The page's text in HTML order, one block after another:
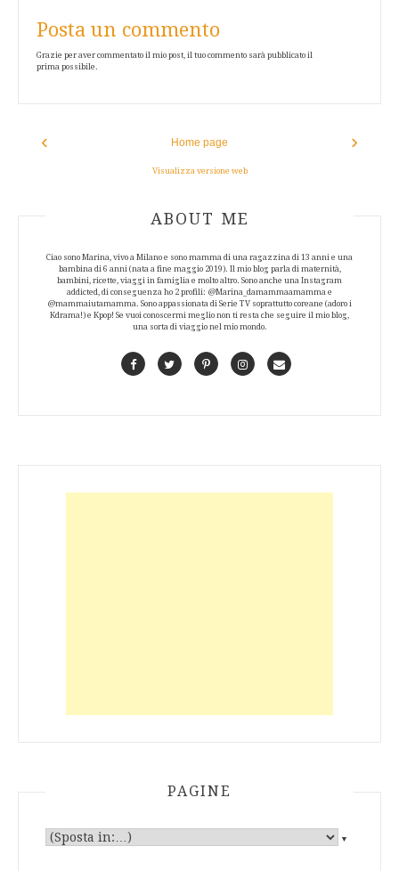
Posta un commento
Grazie per aver commentato il mio post, il tuo commento sarà pubblicato il
prima possibile.
‹ ›
Home page
Visualizza versione web
ABOUT AUTHOR
ABOUT ME
Ciao sono Marina, vivo a Milano e sono mamma di una ragazzina di 13 anni e una
bambina di 6 anni (nata a fine maggio 2019). Il mio blog parla di maternità,
bambini, ricette, viaggi in famiglia e molto altro. Sono anche una Instagram
addicted, di conseguenza ho 2 profili: @Marina_damammaamamma e
@mammaiutamamma. Sono appassionata di Serie TV soprattutto coreane (adoro i
Kdrama!) e Kpop! Se vuoi conoscermi meglio non ti resta che seguire il mio blog,
una sorta di viaggio nel mio mondo.
FacebookTwitterPinterestInstagramContact
PAGINE
▼